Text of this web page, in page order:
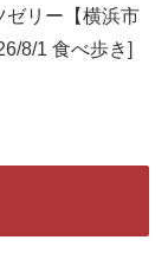
ゼリー【横浜市
8/1 食べ歩き]